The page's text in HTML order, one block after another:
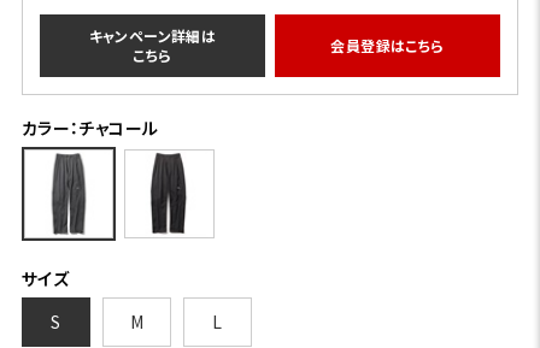
キャンペーン詳細は
こちら
会員登録はこちら
カラー：チャコール
サイズ
S
M L